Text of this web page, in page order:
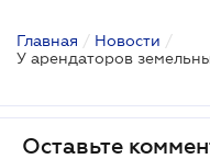
Главная / Новости /
Оставьте